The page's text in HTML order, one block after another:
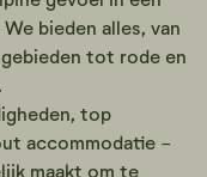
bieden alles, van
tot rode en
top
accommodatie -
maakt om te